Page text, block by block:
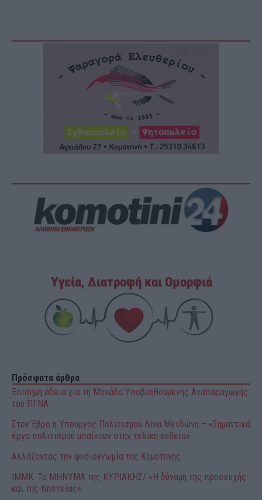
Πρόσφατα άρθρα
Επίσημη άδεια για τη Μονάδα Υποβοηθούμενης Αναπαραγωγής
του ΠΓΝΑ
Στον Έβρο η Υπουργός Πολιτισμού Λίνα Μενδώνη – «Σημαντικά
έργα πολιτισμού μπαίνουν στην τελική ευθεία»
Αλλάζοντας την φυσιογνωμία της Κομοτηνής
ΙΜΜΚ: Το ΜΗΝΥΜΑ της ΚΥΡΙΑΚΗΣ/ «Η δύναμη της προσευχής
και της Νηστείας»